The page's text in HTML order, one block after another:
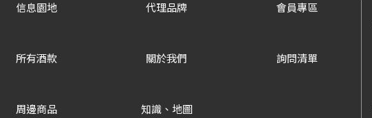
信息園地
所有酒款
周邊商品
代理品牌
關於我們
知識、地圖
會員專區
詢問清單